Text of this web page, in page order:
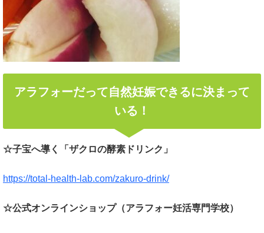
アラフォーだって自然妊娠できるに決まって
いる！
☆子宝へ導く「ザクロの酵素ドリンク」
https://total-health-lab.com/zakuro-drink/
☆公式オンラインショップ（アラフォー妊活専門学校）